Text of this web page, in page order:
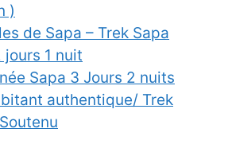
)
de Sapa – Trek Sapa
jours 1 nuit
Sapa 3 Jours 2 nuits
authentique/ Trek